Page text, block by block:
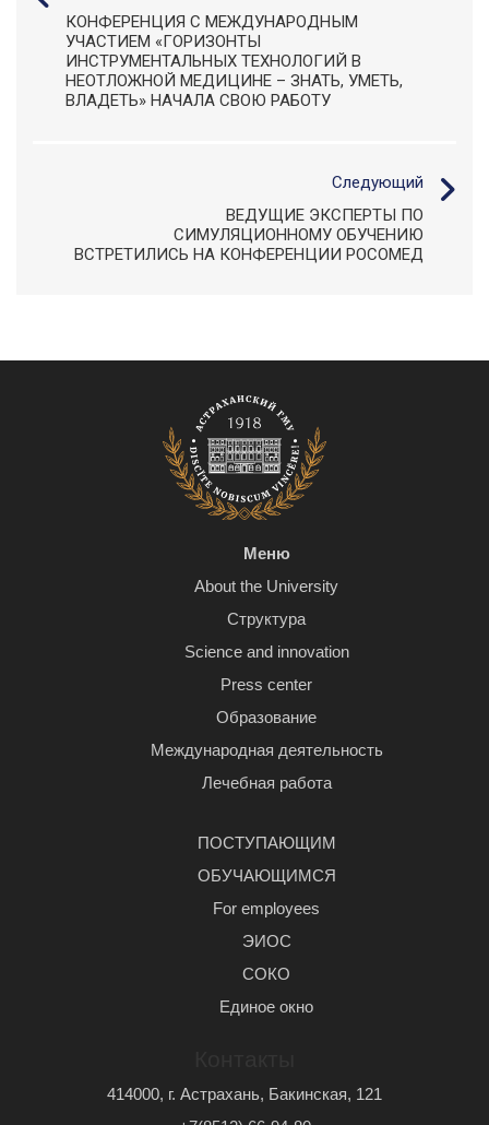
КОНФЕРЕНЦИЯ С МЕЖДУНАРОДНЫМ
УЧАСТИЕМ «ГОРИЗОНТЫ
ИНСТРУМЕНТАЛЬНЫХ ТЕХНОЛОГИЙ В
НЕОТЛОЖНОЙ МЕДИЦИНЕ – ЗНАТЬ, УМЕТЬ,
ВЛАДЕТЬ» НАЧАЛА СВОЮ РАБОТУ
Следующий
ВЕДУЩИЕ ЭКСПЕРТЫ ПО
СИМУЛЯЦИОННОМУ ОБУЧЕНИЮ
ВСТРЕТИЛИСЬ НА КОНФЕРЕНЦИИ РОСОМЕД
Меню
About the University
Структура
Science and innovation
Press center
Образование
Международная деятельность
Лечебная работа
ПОСТУПАЮЩИМ
ОБУЧАЮЩИМСЯ
For employees
ЭИОС
СОКО
Единое окно
414000, г. Астрахань, Бакинская, 121